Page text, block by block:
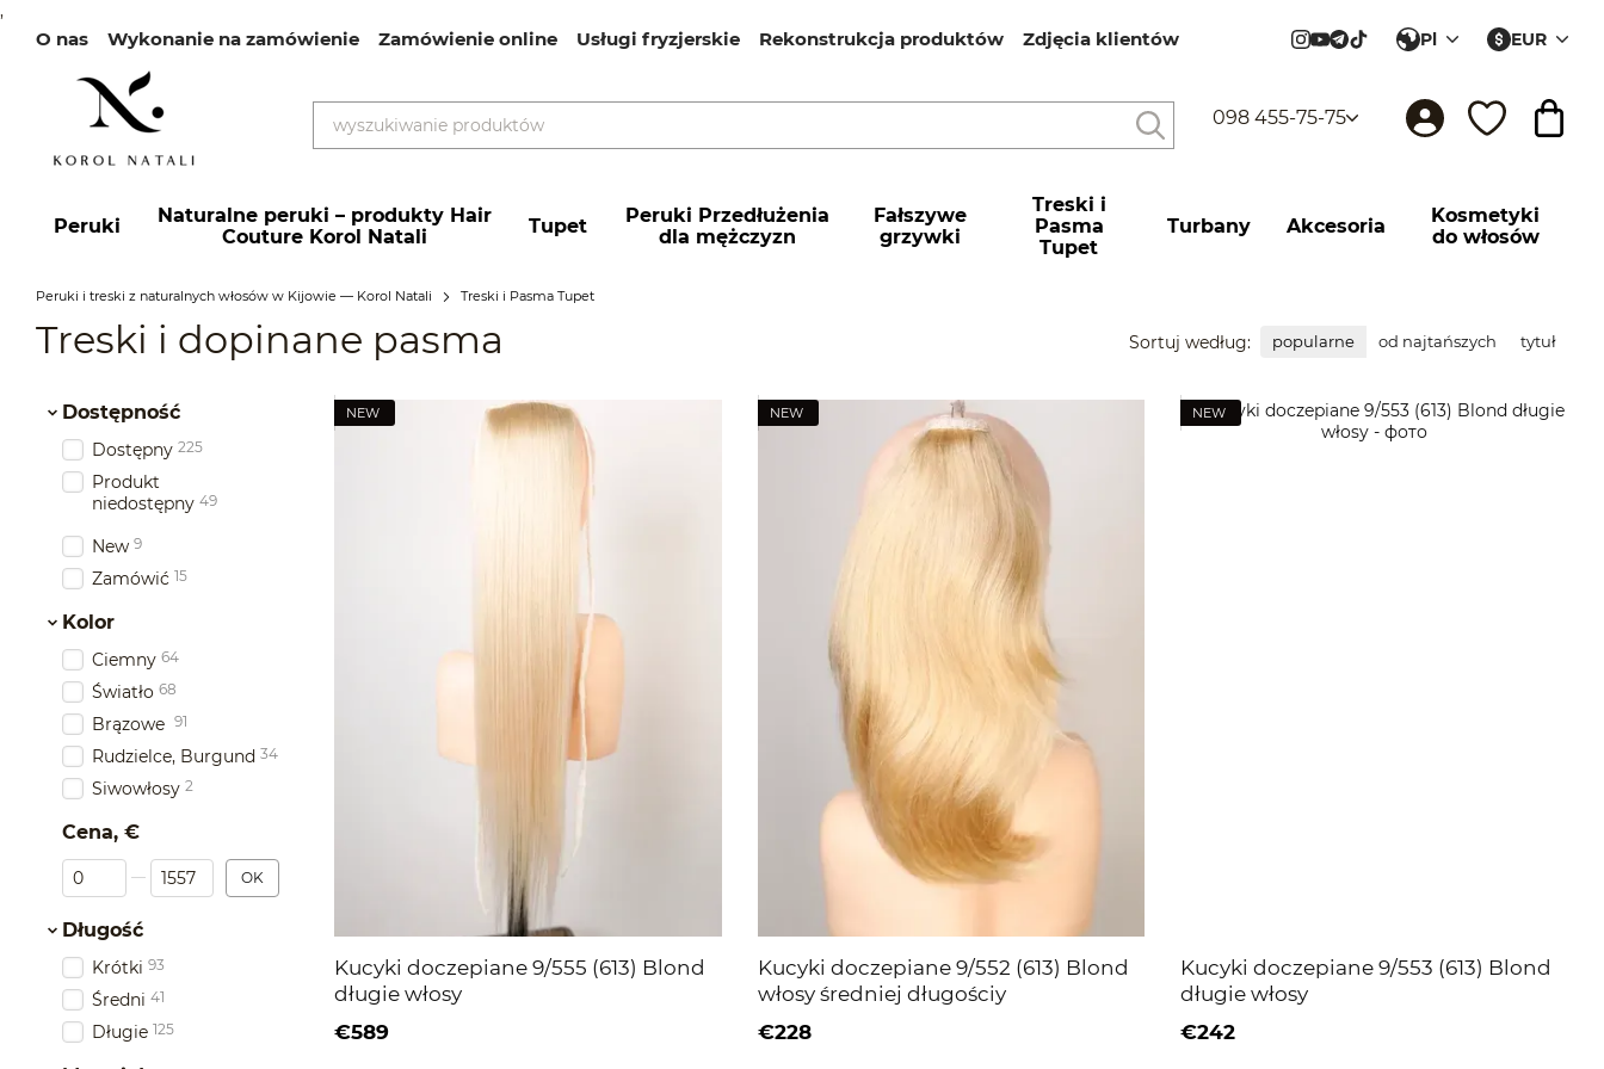
,
Przejdź do głównej treści
О nas Wykonanie na zamówienie Zamówienie online Usługi fryzjerskie Rekonstrukcja produktów
Zdjęcia klientów
Przewodnik po blogu
Pl EUR
098 455-75-75
Peruki
Naturalne peruki – produkty Hair
Couture Korol Natali
Tupet
Peruki Przedłużenia
dla mężczyzn
Fałszywe
grzywki
Treski і
Pasma
Tupet
Turbany Akcesoria
Kosmetyki
do włosów
Peruki i treski z naturalnych włosów w Kijowie — Korol Natali Treski і Pasma Tupet
Treski i dopinane pasma Sortuj według: popularne od najtańszych tytuł
NEW
Kucyki doczepiane 9/555 (613) Blond
długie włosy
€589
NEW
Kucyki doczepiane 9/552 (613) Blond
włosy średniej długościy
€228
NEW
Kucyki doczepiane 9/553 (613) Blond
długie włosy
€242
Dostępność
Dostępny 225
Produkt
niedostępny 49
New 9
Zamówić 15
Kolor
Ciemny 64
Światło 68
Brązowe 91
Rudzielce, Burgund 34
Siwowłosy 2
Cena, €
Od Cena, €
Do Cena, € OK
Długość
Krótki 93
Średni 41
Długie 125